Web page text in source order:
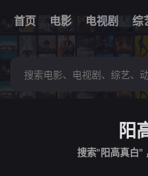
首页 电影 电视剧 综
阳
搜索"阳高真白"